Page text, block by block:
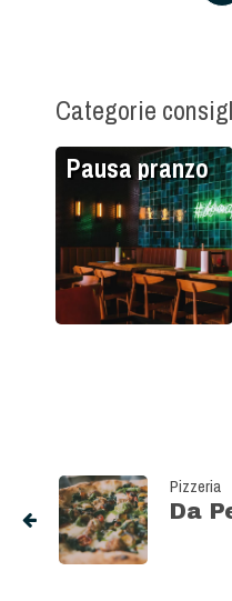
Categorie
Pausa pranzo
Pizzeria
Da